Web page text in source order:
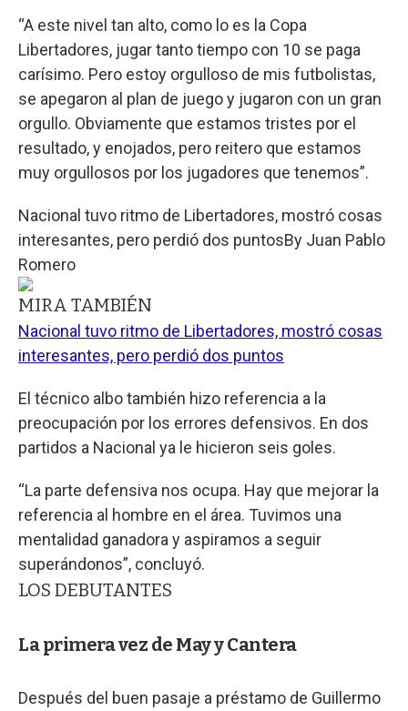
“A este nivel tan alto, como lo es la Copa
Libertadores, jugar tanto tiempo con 10 se paga
carísimo. Pero estoy orgulloso de mis futbolistas,
se apegaron al plan de juego y jugaron con un gran
orgullo. Obviamente que estamos tristes por el
resultado, y enojados, pero reitero que estamos
muy orgullosos por los jugadores que tenemos”.
Nacional tuvo ritmo de Libertadores, mostró cosas
interesantes, pero perdió dos puntosBy Juan Pablo
Romero
MIRA TAMBIÉN
Nacional tuvo ritmo de Libertadores, mostró cosas
interesantes, pero perdió dos puntos
El técnico albo también hizo referencia a la
preocupación por los errores defensivos. En dos
partidos a Nacional ya le hicieron seis goles.
“La parte defensiva nos ocupa. Hay que mejorar la
referencia al hombre en el área. Tuvimos una
mentalidad ganadora y aspiramos a seguir
superándonos”, concluyó.
LOS DEBUTANTES
La primera vez de May y Cantera
Después del buen pasaje a préstamo de Guillermo